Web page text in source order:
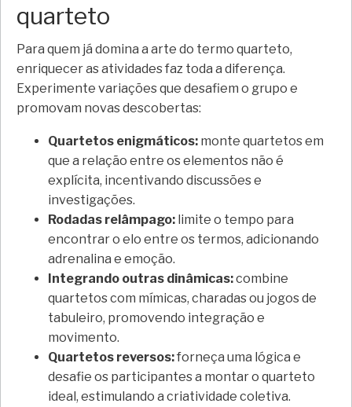
quarteto
Para quem já domina a arte do termo quarteto,
enriquecer as atividades faz toda a diferença.
Experimente variações que desafiem o grupo e
promovam novas descobertas:
Quartetos enigmáticos: monte quartetos em
que a relação entre os elementos não é
explícita, incentivando discussões e
investigações.
Rodadas relâmpago: limite o tempo para
encontrar o elo entre os termos, adicionando
adrenalina e emoção.
Integrando outras dinâmicas:combine
quartetos com mímicas, charadas ou jogos de
tabuleiro, promovendo integração e
movimento.
Quartetos reversos:forneça uma lógica e
desafie os participantes a montar o quarteto
ideal, estimulando a criatividade coletiva.